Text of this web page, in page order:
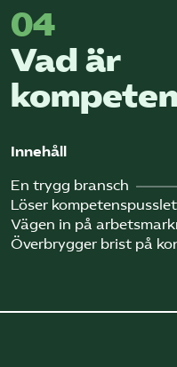
04
Vad är
Innehåll
En trygg bransch
Löser kompetenspusslet
Vägen in på
Överbrygger brist på